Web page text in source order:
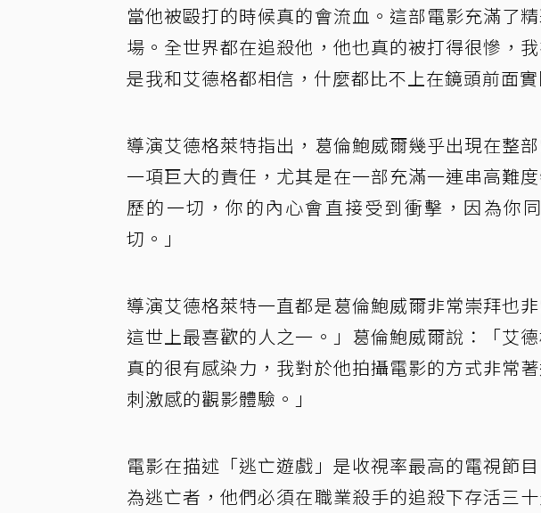
當他被毆打的時候真的會流血。這部電影充滿了
場。全世界都在追殺他，他也真的被打得很慘，
是我和艾德格都相信，什麼都比不上在鏡頭前面實
導演艾德格萊特指出，葛倫鮑威爾幾乎出現在整
一項巨大的責任，尤其是在一部充滿一連串高難
歷的一切，你的內心會直接受到衝擊，因為你
切。」
導演艾德格萊特一直都是葛倫鮑威爾非常崇拜也
這世上最喜歡的人之一。」葛倫鮑威爾說：「艾
真的很有感染力，我對於他拍攝電影的方式非常
刺激感的觀影體驗。」
電影在描述「逃亡遊戲」是收視率最高的電視節
為逃亡者，他們必須在職業殺手的追殺下存活三